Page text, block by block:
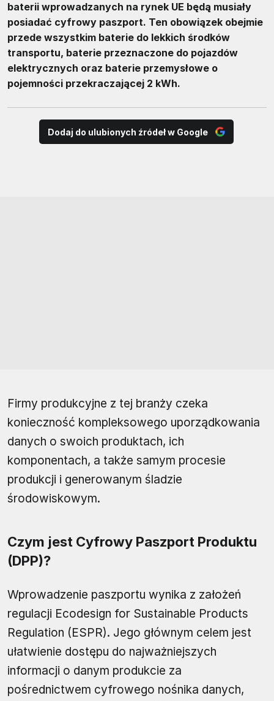
baterii wprowadzanych na rynek UE będą musiały
posiadać cyfrowy paszport. Ten obowiązek obejmie
przede wszystkim baterie do lekkich środków
transportu, baterie przeznaczone do pojazdów
elektrycznych oraz baterie przemysłowe o
pojemności przekraczającej 2 kWh.
Dodaj do ulubionych źródeł w Google
Firmy produkcyjne z tej branży czeka
konieczność kompleksowego uporządkowania
danych o swoich produktach, ich
komponentach, a także samym procesie
produkcji i generowanym śladzie
środowiskowym.
Czym jest Cyfrowy Paszport Produktu
(DPP)?
Wprowadzenie paszportu wynika z założeń
regulacji Ecodesign for Sustainable Products
Regulation (ESPR). Jego głównym celem jest
ułatwienie dostępu do najważniejszych
informacji o danym produkcie za
pośrednictwem cyfrowego nośnika danych,